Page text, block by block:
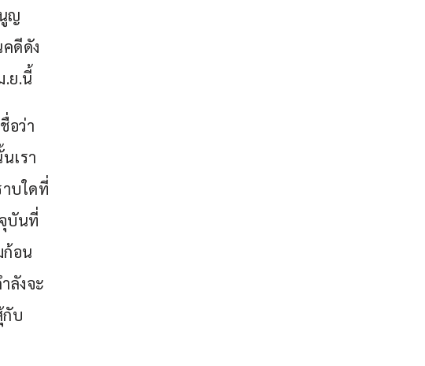
ญ
ดีดัง
.ย.นี้
อว่า
เรา
บใดที่
บันที่
ก้อน
ลังจะ
กับ